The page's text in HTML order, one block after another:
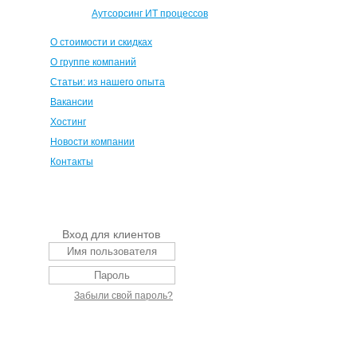
Аутсорсинг ИТ процессов
О стоимости и скидках
О группе компаний
Статьи: из нашего опыта
Вакансии
Хостинг
Новости компании
Контакты
Вход для клиентов
Забыли свой пароль?